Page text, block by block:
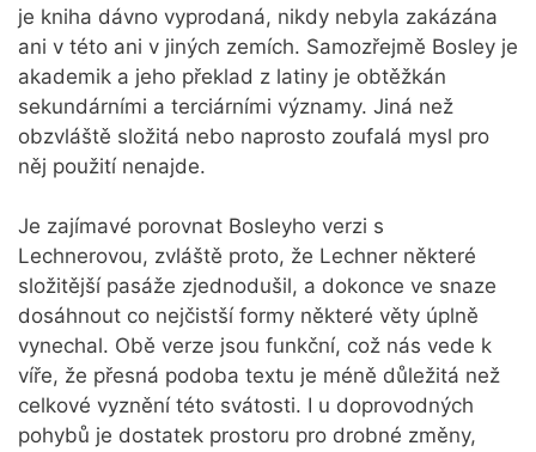
je kniha dávno vyprodaná, nikdy nebyla zakázána
ani v této ani v jiných zemích. Samozřejmě Bosley je
akademik a jeho překlad z latiny je obtěžkán
sekundárními a terciárními významy. Jiná než
obzvláště složitá nebo naprosto zoufalá mysl pro
něj použití nenajde.
Je zajímavé porovnat Bosleyho verzi s
Lechnerovou, zvláště proto, že Lechner některé
složitější pasáže zjednodušil, a dokonce ve snaze
dosáhnout co nejčistší formy některé věty úplně
vynechal. Obě verze jsou funkční, což nás vede k
víře, že přesná podoba textu je méně důležitá než
celkové vyznění této svátosti. I u doprovodných
pohybů je dostatek prostoru pro drobné změny,